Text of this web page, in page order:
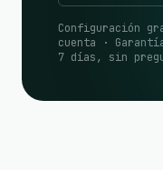
Configuración
cuenta ·
7 días, sin